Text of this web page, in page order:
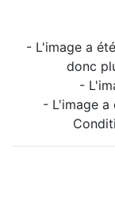
- L'image a
donc
-
- L'image a